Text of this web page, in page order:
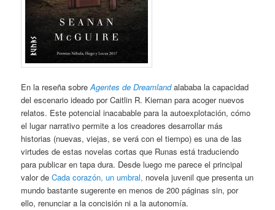
En la reseña sobreAgentes de Dreamlandalababa la capacidad
del escenario ideado por Caitlin R. Kiernan para acoger nuevos
relatos. Este potencial inacabable para la autoexplotación, cómo
el lugar narrativo permite a los creadores desarrollar más
historias (nuevas, viejas, se verá con el tiempo) es una de las
virtudes de estas novelas cortas que Runas está traduciendo
para publicar en tapa dura. Desde luego me parece el principal
valor deCada corazón, un umbral, novela juvenil que presenta un
mundo bastante sugerente en menos de 200 páginas sin, por
ello, renunciar a la concisión ni a la autonomía.